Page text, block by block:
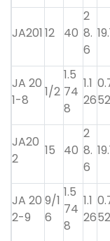
JA201 12 40
2
8.
6
JA 20
1-8
1/2
1.5
74
8
1.1
2652
JA20
2
15 40
2
8.
6
JA 20
2-9
9/1
6
1.5
74
8
1.1
2652